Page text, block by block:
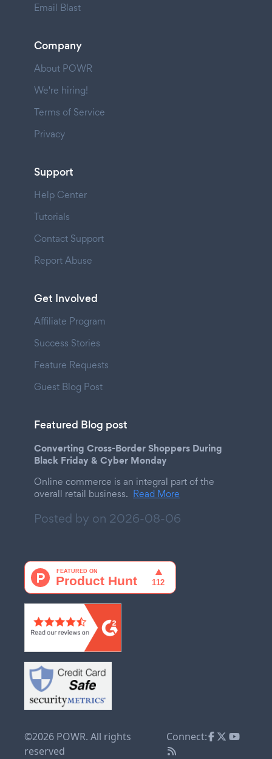
Email Blast
Company
About POWR
We're hiring!
Terms of Service
Privacy
Support
Help Center
Tutorials
Contact Support
Report Abuse
Get Involved
Affiliate Program
Success Stories
Feature Requests
Guest Blog Post
Featured Blog post
Converting Cross-Border Shoppers During
Black Friday & Cyber Monday
Online commerce is an integral part of the
overall retail business. Read More
Posted by on 2026-08-06
©2026 POWR. All rights
reserved
Connect: